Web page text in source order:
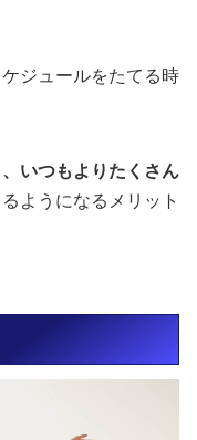
ジュールをたてる時
いつもよりたくさん
ようになるメリット